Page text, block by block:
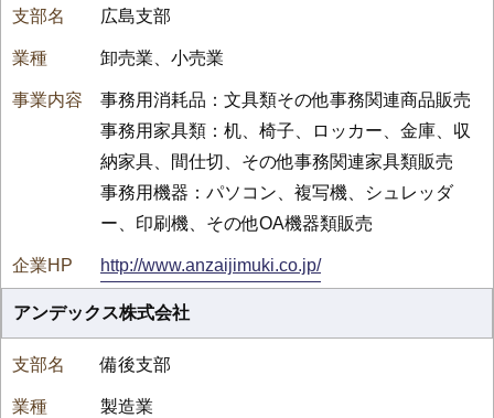
広島支部
卸売業、小売業
事務用消耗品：文具類その他事務関連商品販売
事務用家具類：机、椅子、ロッカー、金庫、収
納家具、間仕切、その他事務関連家具類販売
事務用機器：パソコン、複写機、シュレッダ
ー、印刷機、その他OA機器類販売
http://www.anzaijimuki.co.jp/
アンデックス株式会社
備後支部
製造業